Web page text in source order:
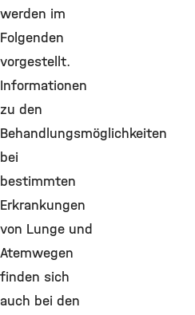
werden im
Folgenden
vorgestellt.
Informationen
zu den
Behandlungsmöglichkeiten
bei
bestimmten
Erkrankungen
von Lunge und
Atemwegen
finden sich
auch bei den